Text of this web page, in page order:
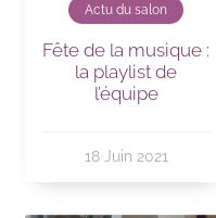
Actu du salon
Fête de la musique :
la playlist de
l’équipe
18 Juin 2021